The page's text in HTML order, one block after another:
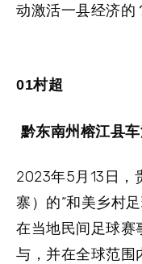
动激活一县经济的
01村超
黔东南州榕江县
2023年5月13日，
寨）的“和美乡村
在当地民间足球赛
与，并在全球范围